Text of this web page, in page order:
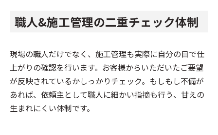
職人&施工管理の二重チェック体制
現場の職人だけでなく、施工管理も実際に自分の目で仕
上がりの確認を行います。お客様からいただいたご要望
が反映されているかしっかりチェック。もしもし不備が
あれば、依頼主として職人に細かい指摘も行う、甘えの
生まれにくい体制です。